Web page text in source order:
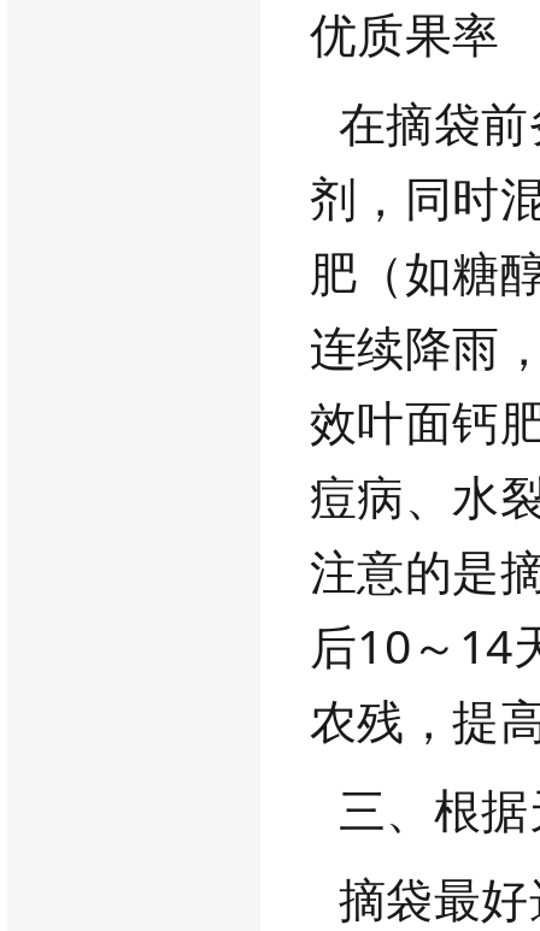
优质果率
在摘袋
剂， 同时
肥（如糖
连续降雨
效叶面钙
痘病、水
注意的是
后10～14
农残，提
三、根
摘袋最